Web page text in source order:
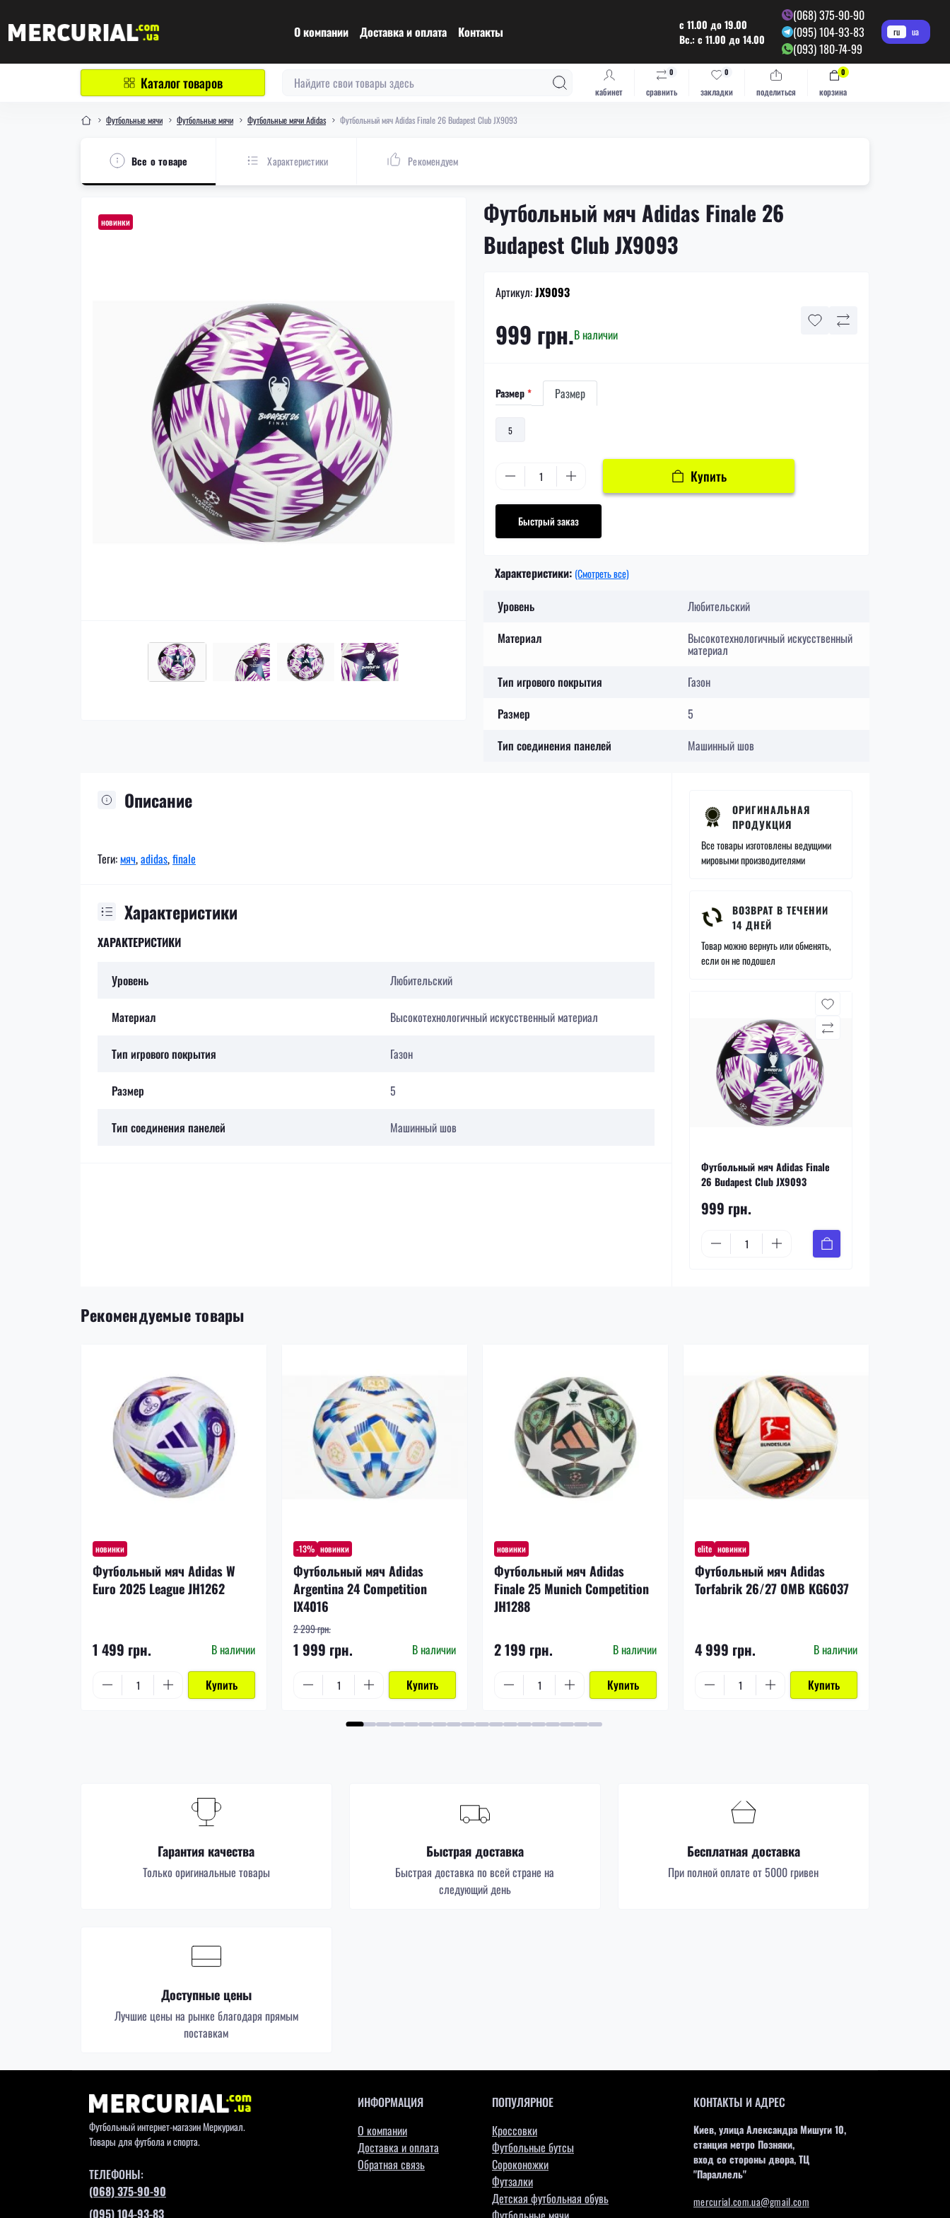
О компании Доставка и оплата Контакты
с 11.00 до 19.00
Вс.: с 11.00 до 14.00
(068) 375-90-90
(095) 104-93-83
(093) 180-74-99
ru ua
Каталог товаров кабинет сравнить
0
закладки
0
поделиться корзина
0
Футбольные мячи Футбольные мячи Футбольные мячи Adidas Футбольный мяч Adidas Finale 26 Budapest Club JX9093
Все о товаре Характеристики Рекомендуем
новинки
Футбольный мяч Adidas Finale 26
Budapest Club JX9093
Артикул:JX9093
999 грн.В наличии
Размер* Размер
5
Купить
Быстрый заказ
Характеристики: (Смотреть все)
Уровень
Любительский
Материал
Высокотехнологичный искусственный
материал
Тип игрового покрытия
Газон
Размер
5
Тип соединения панелей
Машинный шов
Описание
Теги:мяч,adidas,finale
Характеристики
ХАРАКТЕРИСТИКИ
Уровень Любительский
Материал Высокотехнологичный искусственный материал
Тип игрового покрытия Газон
Размер 5
Тип соединения панелей Машинный шов
ОРИГИНАЛЬНАЯ
ПРОДУКЦИЯ
Все товары изготовлены ведущими
мировыми производителями
ВОЗВРАТ В ТЕЧЕНИИ
14 ДНЕЙ
Товар можно вернуть или обменять,
если он не подошел
Футбольный мяч Adidas Finale
26 Budapest Club JX9093
999 грн.
Рекомендуемые товары
новинки
Футбольный мяч Adidas W
Euro 2025 League JH1262
1 499 грн. В наличии
Купить
-13% новинки
Футбольный мяч Adidas
Argentina 24 Competition
IX4016
2 299 грн.
1 999 грн. В наличии
Купить
новинки
Футбольный мяч Adidas
Finale 25 Munich Competition
JH1288
2 199 грн. В наличии
Купить
elite новинки
Футбольный мяч Adidas
Torfabrik 26/27 OMB KG6037
4 999 грн. В наличии
Купить
Гарантия качества
Только оригинальные товары
Быстрая доставка
Быстрая доставка по всей стране на
следующий день
Бесплатная доставка
При полной оплате от 5000 гривен
Доступные цены
Лучшие цены на рынке благодаря прямым
поставкам
Футбольный интернет-магазин Меркуриал.
Товары для футбола и спорта.
ТЕЛЕФОНЫ:
(068) 375-90-90
(095) 104-93-83
ИНФОРМАЦИЯ
О компании
Доставка и оплата
Обратная связь
ПОПУЛЯРНОЕ
Кроссовки
Футбольные бутсы
Сороконожки
Футзалки
Детская футбольная обувь
КОНТАКТЫ И АДРЕС
Киев, улица Александра Мишуги 10,
станция метро Позняки,
вход со стороны двора, ТЦ
"Параллель"
mercurial.com.ua@gmail.com